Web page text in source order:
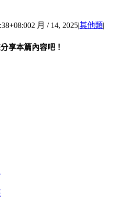
2 月 / 14, 2025|其他類|
享本篇內容吧！